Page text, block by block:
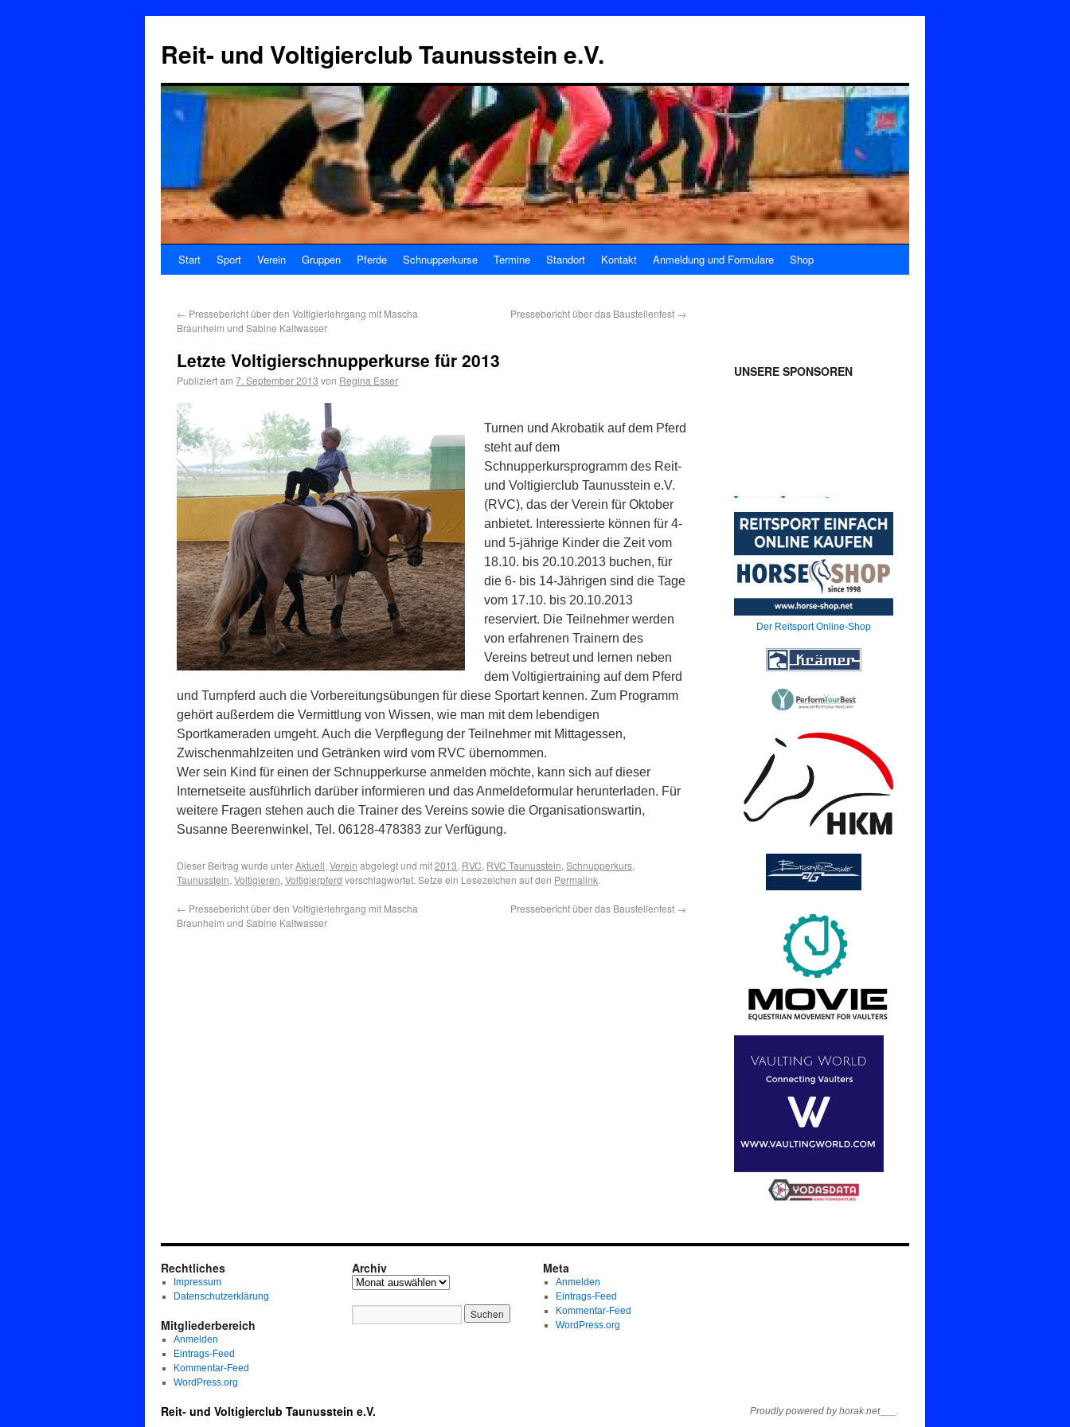
Reit- und Voltigierclub Taunusstein e.V.
Start Sport Verein Gruppen Pferde Schnupperkurse Termine Standort Kontakt Anmeldung und Formulare Shop
← Pressebericht über den Voltigierlehrgang mit Mascha
Braunheim und Sabine Kaltwasser
Pressebericht über das Baustellenfest →
Letzte Voltigierschnupperkurse für 2013
Publiziert am 7. September 2013 von Regina Esser
Turnen und Akrobatik auf dem Pferd
steht auf dem
Schnupperkursprogramm des Reit-
und Voltigierclub Taunusstein e.V.
(RVC), das der Verein für Oktober
anbietet. Interessierte können für 4-
und 5-jährige Kinder die Zeit vom
18.10. bis 20.10.2013 buchen, für
die 6- bis 14-Jährigen sind die Tage
vom 17.10. bis 20.10.2013
reserviert. Die Teilnehmer werden
von erfahrenen Trainern des
Vereins betreut und lernen neben
dem Voltigiertraining auf dem Pferd
und Turnpferd auch die Vorbereitungsübungen für diese Sportart kennen. Zum Programm
gehört außerdem die Vermittlung von Wissen, wie man mit dem lebendigen
Sportkameraden umgeht. Auch die Verpflegung der Teilnehmer mit Mittagessen,
Zwischenmahlzeiten und Getränken wird vom RVC übernommen.
Wer sein Kind für einen der Schnupperkurse anmelden möchte, kann sich auf dieser
Internetseite ausführlich darüber informieren und das Anmeldeformular herunterladen. Für
weitere Fragen stehen auch die Trainer des Vereins sowie die Organisationswartin,
Susanne Beerenwinkel, Tel. 06128-478383 zur Verfügung.
Dieser Beitrag wurde unterAktuell, Verein abgelegt und mit2013, RVC, RVC Taunusstein, Schnupperkurs,
Taunusstein, Voltigieren, Voltigierpferd verschlagwortet. Setze ein Lesezeichen auf den Permalink.
← Pressebericht über den Voltigierlehrgang mit Mascha
Braunheim und Sabine Kaltwasser
Pressebericht über das Baustellenfest →
UNSERE SPONSOREN
Der Reitsport Online-Shop
Rechtliches
Impressum
Datenschutzerklärung
Mitgliederbereich
Anmelden
Eintrags-Feed
Kommentar-Feed
WordPress.org
Archiv Meta
Anmelden
Eintrags-Feed
Kommentar-Feed
WordPress.org
Reit- und Voltigierclub Taunusstein e.V. Proudly powered by horak.net___.